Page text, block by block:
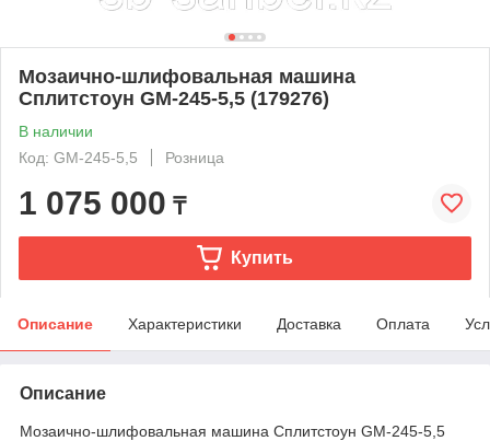
Мозаично-шлифовальная машина
Сплитстоун GM-245-5,5 (179276)
В наличии
Код: GM-245-5,5
Розница
1 075 000 ₸
Купить
Описание Характеристики Доставка Оплата
Описание
Мозаично-шлифовальная машина Сплитстоун GM-245-5,5